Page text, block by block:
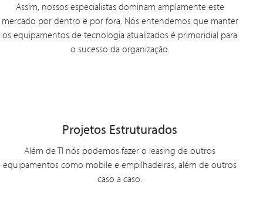
Assim, nossos especialistas dominam amplamente este
mercado por dentro e por fora. Nós entendemos que manter
os equipamentos de tecnologia atualizados é primoridial para
o sucesso da organização.
Projetos Estruturados
Além de TI nós podemos fazer o leasing de outros
equipamentos como mobile e empilhadeiras, além de outros
caso a caso.